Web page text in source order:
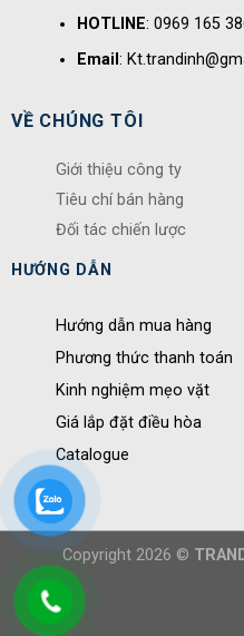
HOTLINE: 0969 165
Email :
VỀ CHÚNG TÔI
Giới thiệu công ty
Tiêu chí bán hàng
Đối tác chiến lược
HƯỚNG DẪN
Hướng dẫn mua hàng
Phương thức thanh toán
Kinh nghiệm mẹo vặt
Giá lắp đặt điều hòa
Catalogue
Copyright 2026 ©